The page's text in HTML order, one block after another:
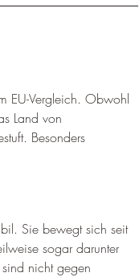
EU-Vergleich. Obwohl
Land von
Besonders
Sie bewegt sich seit
sogar darunter
nicht gegen